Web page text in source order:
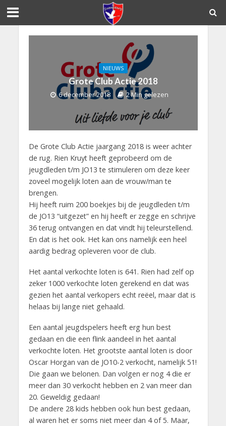
NIEUWS
Grote Club Actie 2018
6 december 2018 2 Min gelezen
De Grote Club Actie jaargang 2018 is weer achter
de rug. Rien Kruyt heeft geprobeerd om de
jeugdleden t/m JO13 te stimuleren om deze keer
zoveel mogelijk loten aan de vrouw/man te
brengen.
Hij heeft ruim 200 boekjes bij de jeugdleden t/m
de JO13 “uitgezet” en hij heeft er zegge en schrijve
36 terug ontvangen en dat vindt hij teleurstellend.
En dat is het ook. Het kan ons namelijk een heel
aardig bedrag opleveren voor de club.
Het aantal verkochte loten is 641. Rien had zelf op
zeker 1000 verkochte loten gerekend en dat was
gezien het aantal verkopers echt reëel, maar dat is
helaas bij lange niet gehaald.
Een aantal jeugdspelers heeft erg hun best
gedaan en die een flink aandeel in het aantal
verkochte loten. Het grootste aantal loten is door
Oscar Horgan van de JO10-2 verkocht, namelijk 51!
Die gaan we belonen. Dan volgen er nog 4 die er
meer dan 30 verkocht hebben en 2 van meer dan
20. Geweldig gedaan!
De andere 28 kids hebben ook hun best gedaan,
al waren het er soms niet meer dan 4 of 5. Maar,